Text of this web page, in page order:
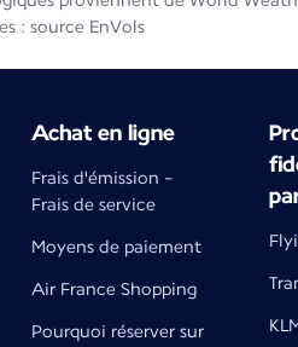
: source EnVols
Achat en ligne
Frais d'émission -
Frais de service
Moyens de paiement
Air France Shopping
Pourquoi réserver sur